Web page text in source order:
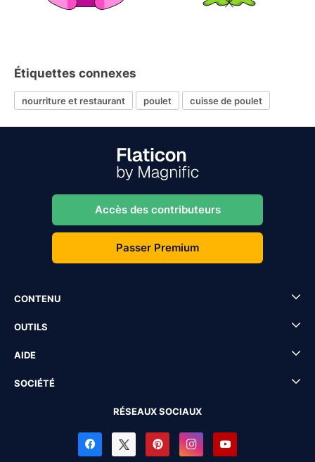
Étiquettes connexes
nourriture et restaurant poulet cuisse de poulet
Accès des contributeurs
Passer Premium
CONTENU
OUTILS
AIDE
SOCIÉTÉ
RÉSEAUX SOCIAUX